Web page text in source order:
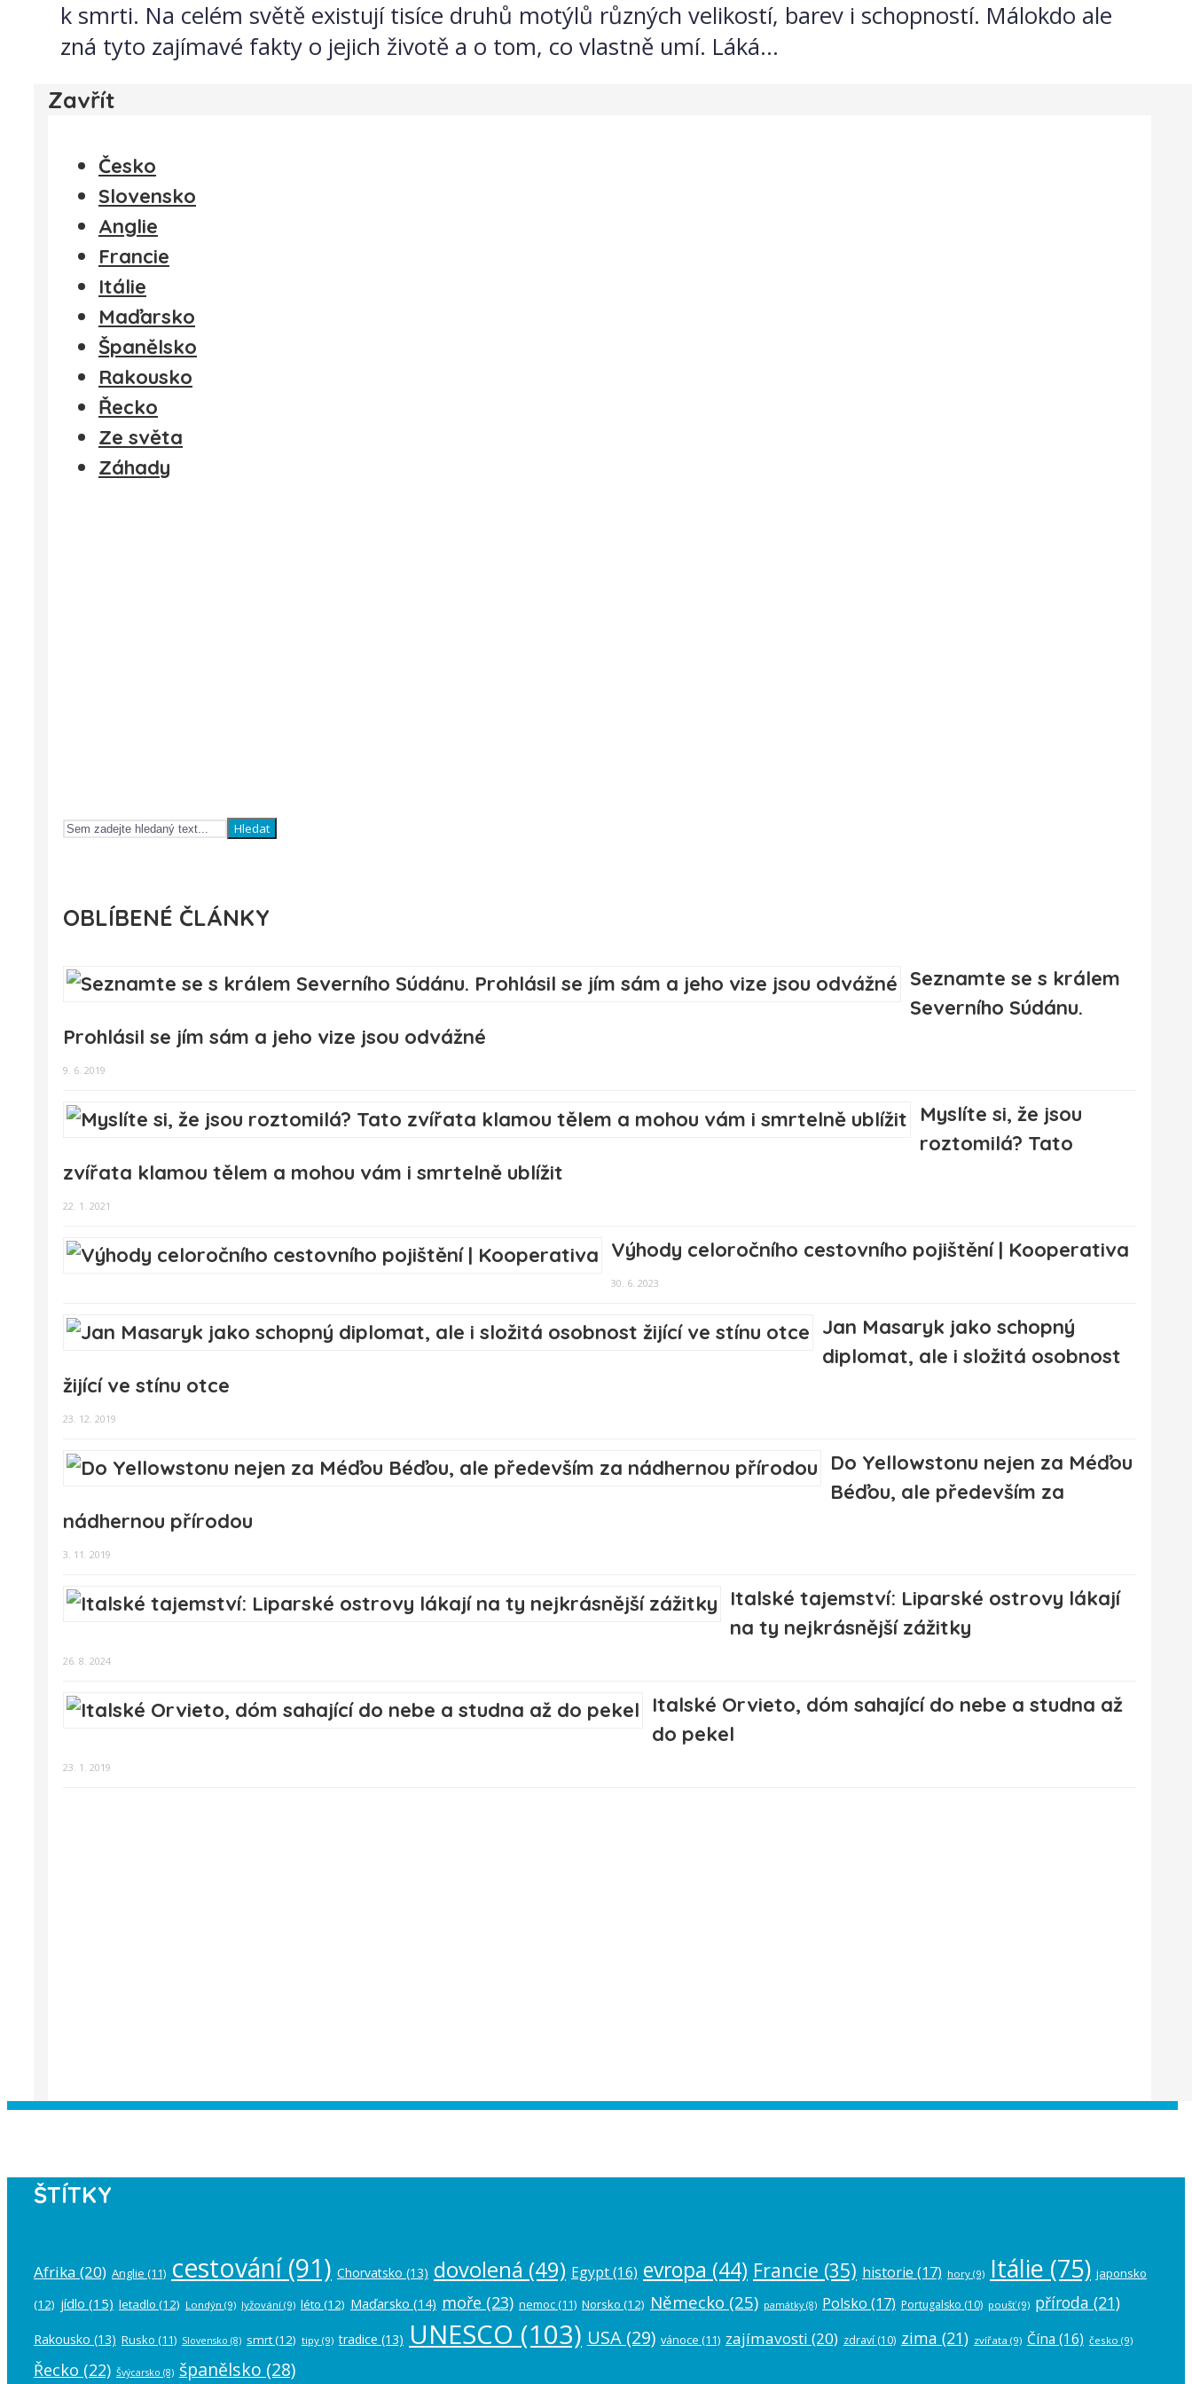
k smrti. Na celém světě existují tisíce druhů motýlů různých velikostí, barev i schopností. Málokdo ale
zná tyto zajímavé fakty o jejich životě a o tom, co vlastně umí. Láká...
Zavřít
Česko
Slovensko
Anglie
Francie
Itálie
Maďarsko
Španělsko
Rakousko
Řecko
Ze světa
Záhady
Hledat
OBLÍBENÉ ČLÁNKY
Seznamte se s králem
Severního Súdánu.
Prohlásil se jím sám a jeho vize jsou odvážné
9. 6. 2019
Myslíte si, že jsou
roztomilá? Tato
zvířata klamou tělem a mohou vám i smrtelně ublížit
22. 1. 2021
Výhody celoročního cestovního pojištění | Kooperativa
30. 6. 2023
Jan Masaryk jako schopný
diplomat, ale i složitá osobnost
žijící ve stínu otce
23. 12. 2019
Do Yellowstonu nejen za Méďou
Béďou, ale především za
nádhernou přírodou
3. 11. 2019
Italské tajemství: Liparské ostrovy lákají
na ty nejkrásnější zážitky
26. 8. 2024
Italské Orvieto, dóm sahající do nebe a studna až
do pekel
23. 1. 2019
ŠTÍTKY
Afrika (20) Anglie (11) cestování(91) Chorvatsko (13) dovolená (49) Egypt(16) evropa (44) Francie (35) historie (17) hory (9) Itálie (75) japonsko
(12) jídlo (15) letadlo (12) Londýn (9) lyžování (9) léto (12) Maďarsko (14) moře (23) nemoc(11) Norsko (12) Německo (25) památky(8) Polsko (17) Portugalsko (10) poušť(9) příroda (21)
Rakousko (13) Rusko (11) Slovensko (8) smrt(12) tipy (9) tradice (13) UNESCO (103) USA (29) vánoce (11) zajímavosti (20) zdraví (10) zima (21) zvířata (9) Čína (16) česko (9)
Řecko (22) Švýcarsko (8) španělsko (28)